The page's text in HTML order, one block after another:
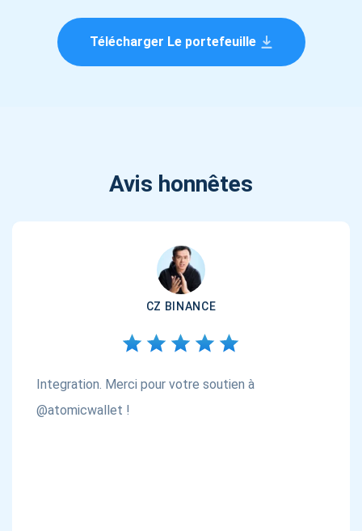
Télécharger Le portefeuille
Avis honnêtes
CZ BINANCE
Integration. Merci pour votre soutien à
@atomicwallet !